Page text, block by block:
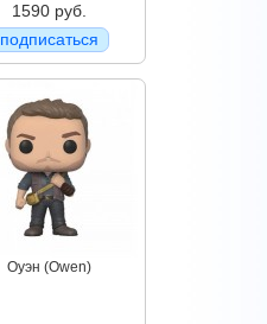
1590 руб.
подписаться
Оуэн (Owen)